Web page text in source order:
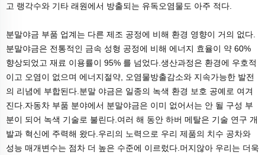
고 랭각수와 기타 래원에서 방출되는 유독오염물도 아주 적다.
분말야금 부품 업계는 다른 제조 공정에 비해 환경 영향이 거의 없다.
분말야금은 전통적인 금속 성형 공정에 비해 에너지 효율이 약 60%
향상되었고 재료 이용률이 95% 를 넘었다.생산과정은 환경에 우호적
이고 오염이 없으며 에너지절약, 오염물방출감소와 지속가능한 발전
의 리념에 부합된다.분말 야금은 일종의 녹색 환경 보호 공예로 여겨
진다.자동차 부품 분야에서 분말야금은 이미 없어서는 안 될 구성 부
분이 되어 녹색 기술로 불린다.여러 해 동안 하버 메탈은 기술 연구 개
발과 혁신에 주력해 왔다.우리의 노력으로 우리 제품의 치수 공차와
성능 매개변수는 점차 더 높은 수준에 이르렀다.머지않아 우리는 더욱